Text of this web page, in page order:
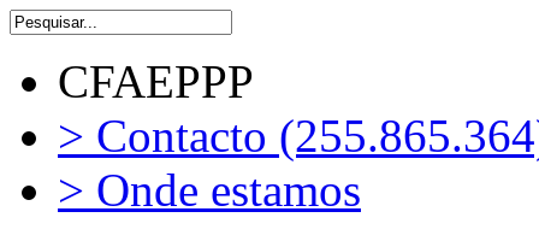
CFAEPPP
> Contacto
> Onde estamos